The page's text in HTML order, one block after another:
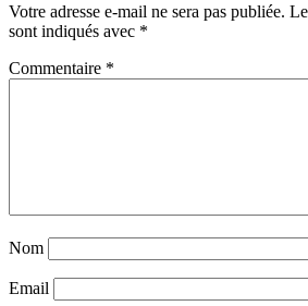
Votre adresse e-mail ne sera pas publiée.
sont indiqués avec *
Commentaire *
Nom
Email